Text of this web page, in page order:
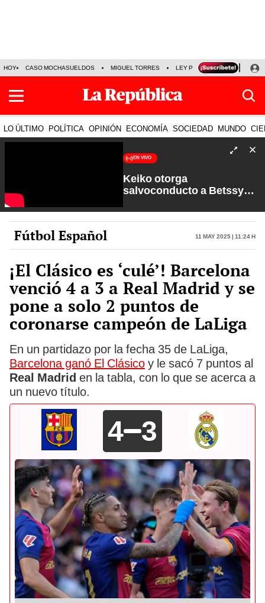
HOY CASO MOCHASUELDOS MIGUEL TORRES LEY PULPÍN PRECIO DEL
LO ÚLTIMO POLÍTICA OPINIÓN ECONOMÍA SOCIEDAD MUNDO
EN VIVO
Keiko otorga
salvoconducto a Betssy
Petroperú | Sin Guion con
Rosa María Palacios
Fútbol Español 11 May 2025 | 11:24 h
¡El Clásico es ‘culé’! Barcelona
venció 4 a 3 a Real Madrid y se
pone a solo 2 puntos de
coronarse campeón de LaLiga
En un partidazo por la fecha 35 de LaLiga,
Barcelona ganó El Clásico y le sacó 7 puntos al
Real Madrid en la tabla, con lo que se acerca a
un nuevo título.
4 3